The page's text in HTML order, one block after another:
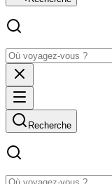
Recherche